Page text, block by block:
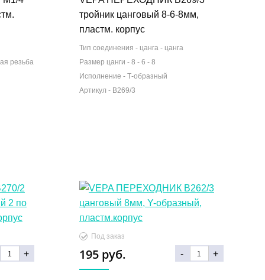
резьба
тройник цанговый 8-6-8мм,
пластм. корпус
Тип соединения - цанга - цанга
Размер цанги - 8 - 6 - 8
Исполнение - Т-образный
Артикул - B269/3
+
Под заказ
195 руб. - +